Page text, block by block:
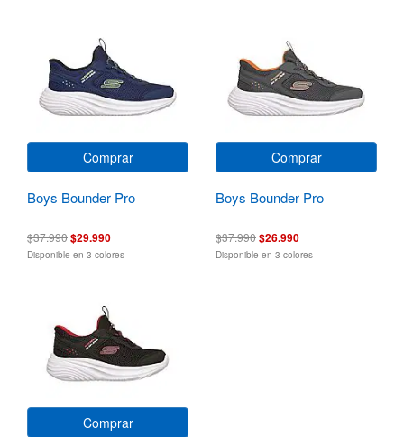
Comprar
Boys Bounder Pro
$37.990$29.990
Disponible en 3 colores
Comprar
Boys Bounder Pro
$37.990$26.990
Disponible en 3 colores
Comprar